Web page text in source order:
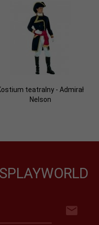
teatralny - Admirał
Nelson